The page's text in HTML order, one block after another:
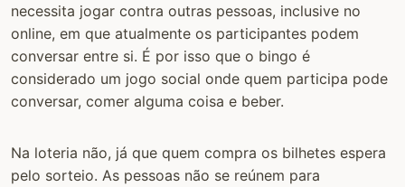
necessita jogar contra outras pessoas, inclusive no
online, em que atualmente os participantes podem
conversar entre si. É por isso que o bingo é
considerado um jogo social onde quem participa pode
conversar, comer alguma coisa e beber.
Na loteria não, já que quem compra os bilhetes espera
pelo sorteio. As pessoas não se reúnem para